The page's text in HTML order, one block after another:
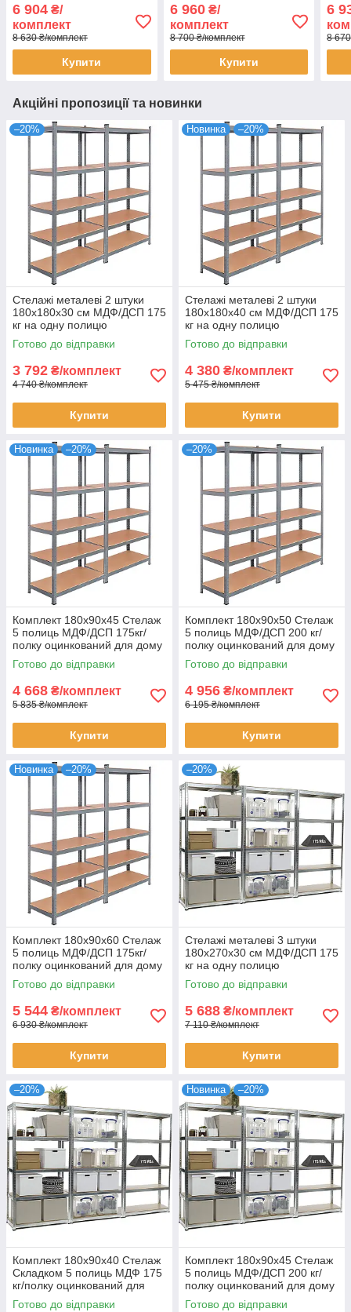
полиці (х3) комплект
6 904 ₴/
комплект
8 630 ₴/комплект
Купити
полиці (х2) комплект
6 960₴/
комплект
8 700 ₴/комплект
Купити
6
8
Акційні пропозиції та новинки
–20%
Стелажі металеві 2 штуки
180х180х30 см МДФ/ДСП 175
кг на одну полицю
оцинковані 10 полиць
комплект
Готово до відправки
3 792 ₴/комплект
4 740 ₴/комплект
Купити
Новинка –20%
Стелажі металеві 2 штуки
180х180х40 см МДФ/ДСП 175
кг на одну полицю
оцинковані 10 полиць для
зберігання
Готово до відправки
4 380 ₴/комплект
5 475 ₴/комплект
Купити
Новинка –20%
Комплект 180х90х45 Стелаж
5 полиць МДФ/ДСП 175кг/
полку оцинкований для дому
офісу склад 2 штуки
Готово до відправки
4 668 ₴/комплект
5 835 ₴/комплект
Купити
–20%
Комплект 180х90х50 Стелаж
5 полиць МДФ/ДСП 200 кг/
полку оцинкований для дому
офісу склад 2 штуки
Готово до відправки
4 956 ₴/комплект
6 195 ₴/комплект
Купити
Новинка –20%
Комплект 180х90х60 Стелаж
5 полиць МДФ/ДСП 175кг/
полку оцинкований для дому
офісу склад 2 штуки
Готово до відправки
5 544 ₴/комплект
6 930 ₴/комплект
Купити
–20%
Стелажі металеві 3 штуки
180х270х30 см МДФ/ДСП 175
кг на одну полицю
оцинковані 15 полиць
комплект для зберігання
Готово до відправки
5 688 ₴/комплект
7 110 ₴/комплект
Купити
–20%
Комплект 180х90х40 Стелаж
Складком 5 полиць МДФ 175
кг/полку оцинкований для
дому офісу склад 3 штуки
Готово до відправки
Новинка –20%
Комплект 180х90х45 Стелаж
5 полиць МДФ/ДСП 200 кг/
полку оцинкований для дому
офісу склад 3 штуки
Готово до відправки